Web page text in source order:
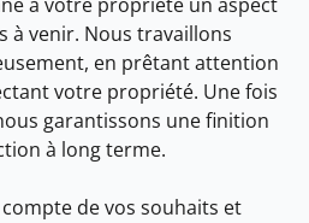
à venir. Nous travaillons
en prêtant attention
votre propriété. Une fois
garantissons une finition
à long terme.
de vos souhaits et